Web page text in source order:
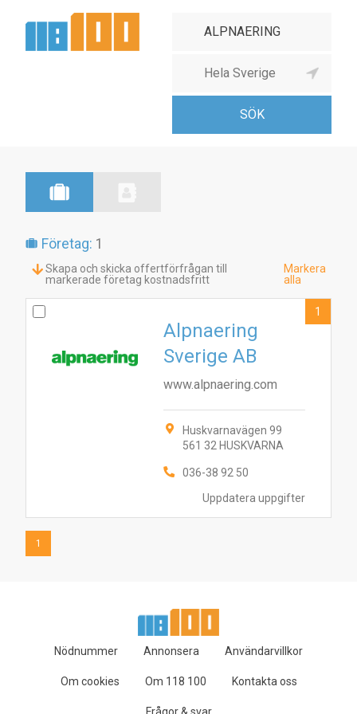
Företag: 1
Skapa och skicka offertförfrågan till
markerade företag kostnadsfritt
Markera
alla
Uppdatera uppgifter
Alpnaering
Sverige AB
www.alpnaering.com
Huskvarnavägen 99
561 32 HUSKVARNA
036-38 92 50
1
1
Nödnummer Annonsera Användarvillkor
Om cookies Om 118 100 Kontakta oss